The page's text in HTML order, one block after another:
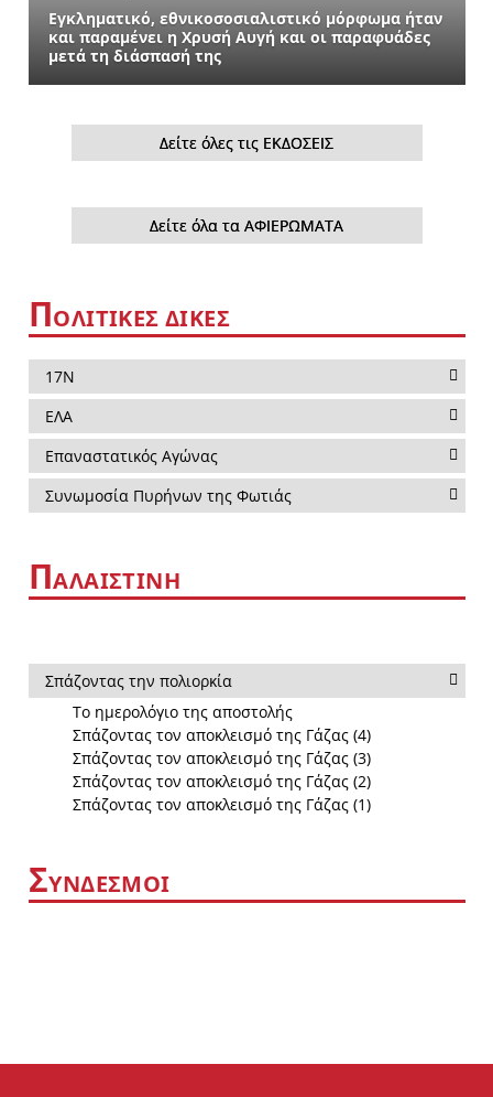
Εγκληματικό, εθνικοσοσιαλιστικό μόρφωμα ήταν
και παραμένει η Χρυσή Αυγή και οι παραφυάδες
μετά τη διάσπασή της
Δείτε όλες τις ΕΚΔΟΣΕΙΣ
Δείτε όλα τα ΑΦΙΕΡΩΜΑΤΑ
ΠΟΛΙΤΙΚΕΣ ΔΙΚΕΣ
17Ν
ΕΛΑ
Επαναστατικός Αγώνας
Συνωμοσία Πυρήνων της Φωτιάς
ΠΑΛΑΙΣΤΙΝΗ
Σπάζοντας την πολιορκία
Το ημερολόγιο της αποστολής
Σπάζοντας τον αποκλεισμό της Γάζας (4)
Σπάζοντας τον αποκλεισμό της Γάζας (3)
Σπάζοντας τον αποκλεισμό της Γάζας (2)
Σπάζοντας τον αποκλεισμό της Γάζας (1)
ΣΥΝΔΕΣΜΟΙ